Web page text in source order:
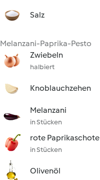
Salz
Melanzani-Paprika-Pesto
Zwiebeln
halbiert
Knoblauchzehen
Melanzani
in Stücken
rote Paprikaschote
in Stücken
Olivenöl